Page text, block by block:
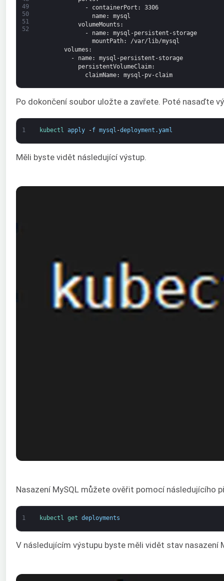
49
50
51
52
-
containerPort : 3306
name: mysql
volumeMounts :
-
name: mysql-persistent-storage
mountPath: /var/lib/mysql
volumes :
-
name: mysql-persistent-storage
persistentVolumeClaim:
claimName: mysql-pv-claim
Po dokončení soubor uložte a zavřete. Poté nasaďte
1 kubectl apply -f mysql -deployment .yaml
Měli byste vidět následující výstup.
Nasazení MySQL můžete ověřit pomocí následujícího
1 kubectl get deployments
V následujícím výstupu byste měli vidět stav nasazení